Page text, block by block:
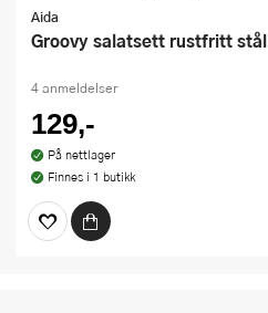
Aida
Groovy salatsett rustfritt stål
4 anmeldelser
129,-
På nettlager
Finnes i 1 butikk